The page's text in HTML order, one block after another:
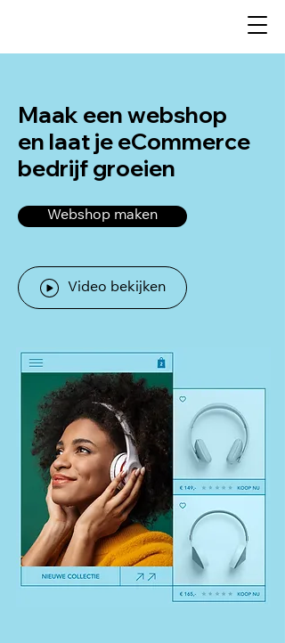
Maak een webshop
en laat je eCommerce
bedrijf groeien
Webshop maken
Video bekijken